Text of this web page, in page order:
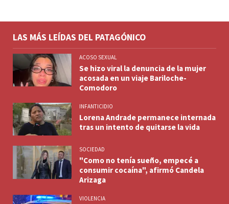
LAS MÁS LEÍDAS DEL PATAGÓNICO
ACOSO SEXUAL
Se hizo viral la denuncia de la mujer
acosada en un viaje Bariloche-
Comodoro
INFANTICIDIO
Lorena Andrade permanece internada
tras un intento de quitarse la vida
SOCIEDAD
"Como no tenía sueño, empecé a
consumir cocaína", afirmó Candela
Arizaga
VIOLENCIA